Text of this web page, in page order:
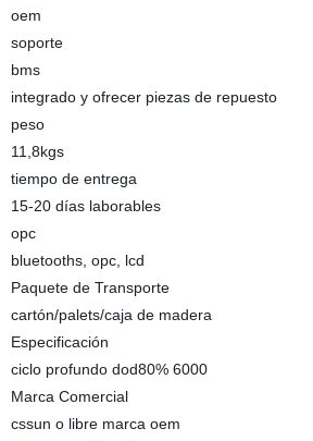
oem
soporte
bms
integrado y ofrecer piezas de repuesto
peso
11,8kgs
tiempo de entrega
15-20 días laborables
opc
bluetooths, opc, lcd
Paquete de Transporte
cartón/palets/caja de madera
Especificación
ciclo profundo dod80% 6000
Marca Comercial
cssun o libre marca oem